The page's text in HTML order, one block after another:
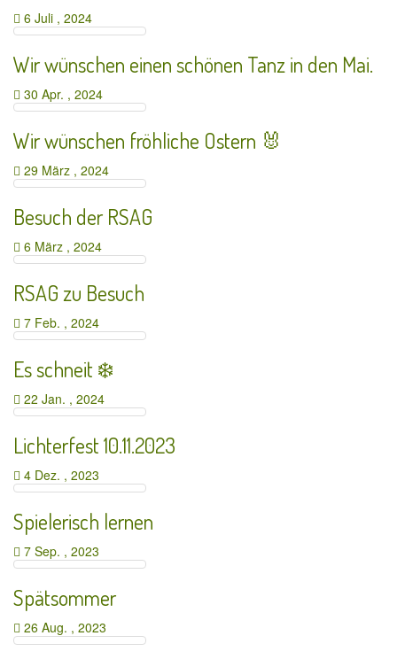
6 Juli , 2024
Wir wünschen einen schönen Tanz in den Mai.
30 Apr. , 2024
Wir wünschen fröhliche Ostern 🐰
29 März , 2024
Besuch der RSAG
6 März , 2024
RSAG zu Besuch
7 Feb. , 2024
Es schneit ❄️
22 Jan. , 2024
Lichterfest 10.11.2023
4 Dez. , 2023
Spielerisch lernen
7 Sep. , 2023
Spätsommer
26 Aug. , 2023